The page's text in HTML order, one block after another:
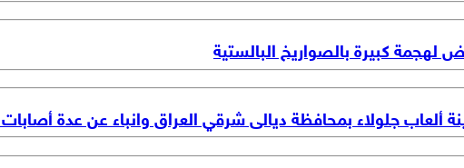
لهجمة كبيرة بالصواريخ البالستية
جلولاء بمحافظة ديالى شرقي العراق وانباء عن عدة أصابات